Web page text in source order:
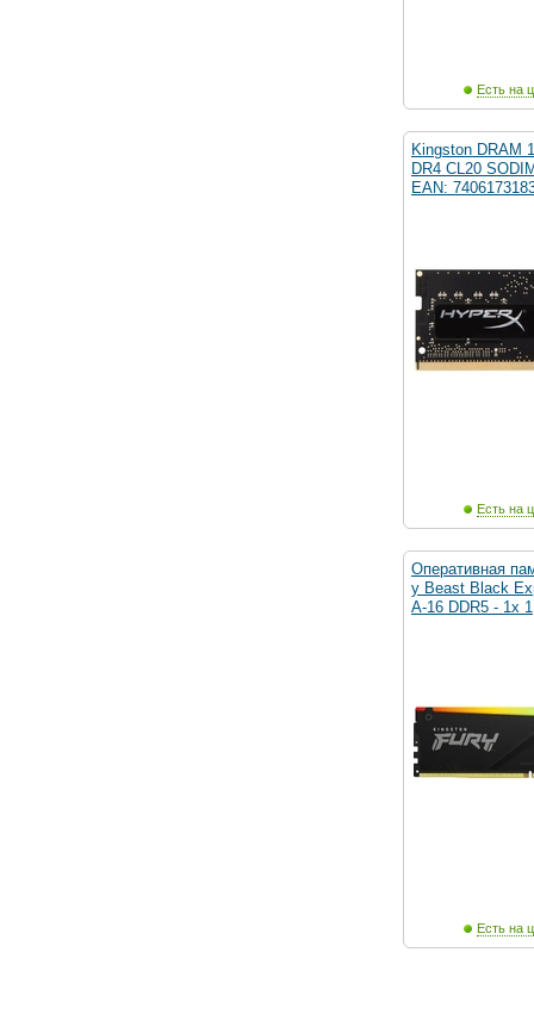
Есть на
Kingston DRAM
DR4 CL20
EAN:
Есть на
Оперативная
y Beast Black
A-16 DDR5 - 1x 1
Есть на